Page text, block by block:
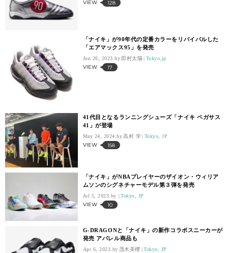
VIEW 128
「ナイキ」が90年代の定番カラーをリバイバルした
「エアマックス95」を発売
Jun 26, 2023. 田村太陽 Tokyo,jp
VIEW 17
41代目となるランニングシューズ「ナイキ ペガサス
41」が登場
May 24, 2024. 高村 学 Tokyo, JP
VIEW 158
「ナイキ」がNBAプレイヤーのザイオン・ウィリア
ムソンのシグネチャーモデル第３弾を発売
Jul 5, 2023. Tokyo, JP
VIEW 10
G-DRAGONと「ナイキ」の新作コラボスニーカーが
発売 アパレル商品も
Apr 6, 2023. 茂木美櫻 Tokyo, JP